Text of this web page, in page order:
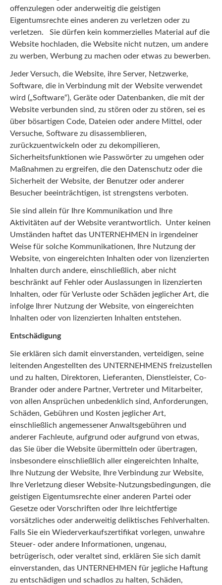
offenzulegen oder anderweitig die geistigen
Eigentumsrechte eines anderen zu verletzen oder zu
verletzen. Sie dürfen kein kommerzielles Material auf die
Website hochladen, die Website nicht nutzen, um andere
zu werben, Werbung zu machen oder etwas zu bewerben.
Jeder Versuch, die Website, ihre Server, Netzwerke,
Software, die in Verbindung mit der Website verwendet
wird („Software“), Geräte oder Datenbanken, die mit der
Website verbunden sind, zu stören oder zu stören, sei es
über bösartigen Code, Dateien oder andere Mittel, oder
Versuche, Software zu disassemblieren,
zurückzuentwickeln oder zu dekompilieren,
Sicherheitsfunktionen wie Passwörter zu umgehen oder
Maßnahmen zu ergreifen, die den Datenschutz oder die
Sicherheit der Website, der Benutzer oder anderer
Besucher beeinträchtigen, ist strengstens verboten.
Sie sind allein für Ihre Kommunikation und Ihre
Aktivitäten auf der Website verantwortlich. Unter keinen
Umständen haftet das UNTERNEHMEN in irgendeiner
Weise für solche Kommunikationen, Ihre Nutzung der
Website, von eingereichten Inhalten oder von lizenzierten
Inhalten durch andere, einschließlich, aber nicht
beschränkt auf Fehler oder Auslassungen in lizenzierten
Inhalten, oder für Verluste oder Schäden jeglicher Art, die
infolge Ihrer Nutzung der Website, von eingereichten
Inhalten oder von lizenzierten Inhalten entstehen.
Entschädigung
Sie erklären sich damit einverstanden, verteidigen, seine
leitenden Angestellten des UNTERNEHMENS freizustellen
und zu halten, Direktoren, Lieferanten, Dienstleister, Co-
Brander oder andere Partner, Vertreter und Mitarbeiter,
von allen Ansprüchen unbedenklich sind, Anforderungen,
Schäden, Gebühren und Kosten jeglicher Art,
einschließlich angemessener Anwaltsgebühren und
anderer Fachleute, aufgrund oder aufgrund von etwas,
das Sie über die Website übermitteln oder übertragen,
insbesondere einschließlich aller eingereichten Inhalte,
Ihre Nutzung der Website, Ihre Verbindung zur Website,
Ihre Verletzung dieser Website-Nutzungsbedingungen, die
geistigen Eigentumsrechte einer anderen Partei oder
Gesetze oder Vorschriften oder Ihre leichtfertige
vorsätzliches oder anderweitig deliktisches Fehlverhalten.
Falls Sie ein Wiederverkaufszertifikat vorlegen, unwahre
Steuer- oder andere Informationen, ungenau,
betrügerisch, oder veraltet sind, erklären Sie sich damit
einverstanden, das UNTERNEHMEN für jegliche Haftung
zu entschädigen und schadlos zu halten, Schäden,